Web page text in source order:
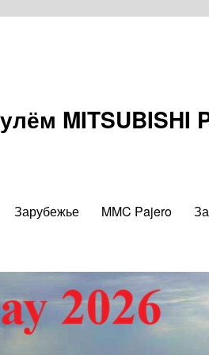
MITSUBISHI
Зарубежье MMC Pajero